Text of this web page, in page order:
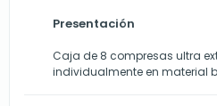
Presentación
Caja de 8 compresas ultra
individualmente en material